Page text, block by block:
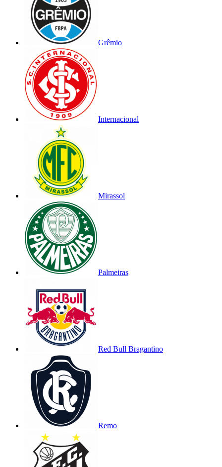
Grêmio
Internacional
Mirassol
Palmeiras
Red Bull Bragantino
Remo